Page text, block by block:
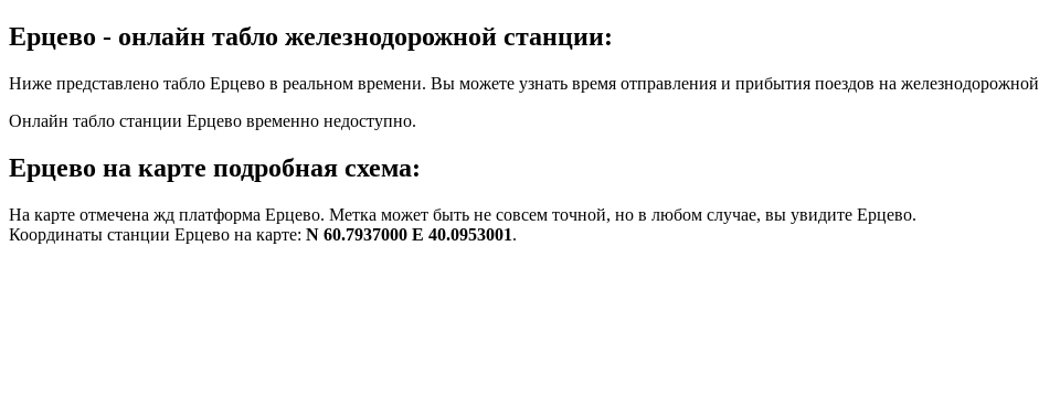
Ерцево - онлайн табло железнодорожной станции:
Ниже представлено табло Ерцево в реальном времени. Вы можете узнать время отправления и прибытия поездов на
Онлайн табло станции Ерцево временно недоступно.
Ерцево на карте подробная схема:
На карте отмечена жд платформа Ерцево. Метка может быть не совсем точной, но в любом случае, вы увидите Ерцево.
Координаты станции Ерцево на карте: N 60.7937000 E 40.0953001.